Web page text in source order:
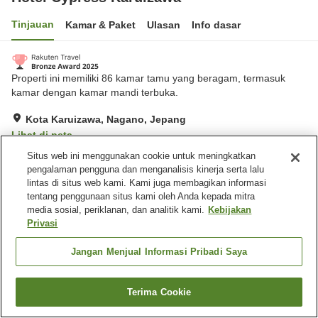
Tinjauan Kamar & Paket Ulasan Info dasar
Properti ini memiliki 86 kamar tamu yang beragam, termasuk
kamar dengan kamar mandi terbuka.
Kota Karuizawa, Nagano, Jepang
Lihat di peta
Hebat Ulasan:679
Fasilitas properti
Tempat parkir
Beranda Jepang Nagano
Kota Karuizawa
Cari kamar
Situs web ini menggunakan cookie untuk meningkatkan
pengalaman pengguna dan menganalisis kinerja serta lalu
lintas di situs web kami. Kami juga membagikan informasi
tentang penggunaan situs kami oleh Anda kepada mitra
media sosial, periklanan, dan analitik kami. Kebijakan
Privasi
Jangan Menjual Informasi Pribadi Saya
Terima Cookie